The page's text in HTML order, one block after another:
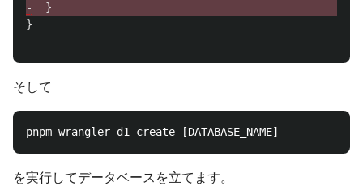
-
}
}
そして
を実行してデータベースを立てます。